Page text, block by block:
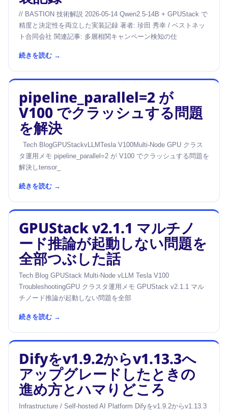
// BASTION 技術解説 2026-05-14 Qwen2.5-14B + GPUStack で
精度と決定性を両立した実装記録 著者: 珍田 秀幸 / ベストネッ
ト合同会社 関連記事: 多層相関キャンペーン検知の仕
続きを読む →
pipeline_parallel=2 が
V100 でクラッシュする問題
を解決
Tech BlogGPUStackvLLMTesla V100Multi-Node GPU クラス
タ運用メモ pipeline_parallel=2 が V100 でクラッシュする問題を
解決しtensor_
続きを読む →
GPUStack v2.1.1 マルチノ
ード推論が起動しない問題を
全部つぶした話
Tech Blog GPUStack Multi-Node vLLM Tesla V100
TroubleshootingGPU クラスタ運用メモ GPUStack v2.1.1 マル
チノード推論が起動しない問題を全部
続きを読む →
Difyをv1.9.2からv1.13.3へ
アップグレードしたときの
進め方とハマりどころ
Infrastructure / Self-hosted AI Platform Difyをv1.9.2からv1.13.3